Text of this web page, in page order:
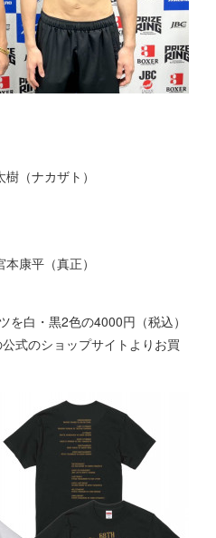
（ナカザト）
康平（真正）
白・黒2色の4000円（税込）
公式のショップサイトよりお買